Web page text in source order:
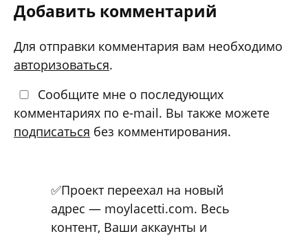
Добавить комментарий
Для отправки комментария вам необходимо
авторизоваться.
Сообщите мне о последующих
комментариях по e-mail. Вы также можете
подписаться без комментирования.
✅Проект переехал на новый
адрес — moylacetti.com. Весь
контент, Ваши аккаунты и